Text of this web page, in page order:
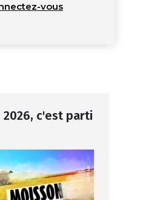
vous
2026, c'est parti